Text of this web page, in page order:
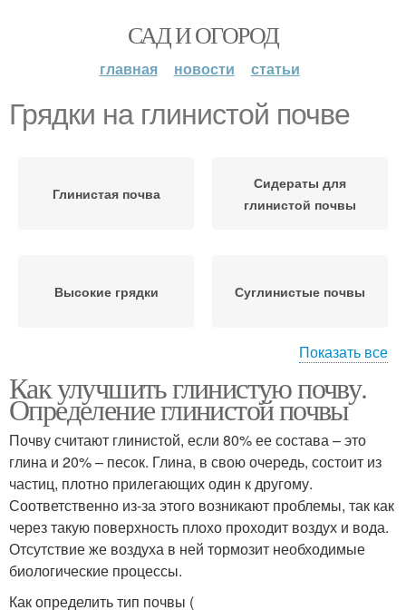
САД И ОГОРОД
главная новости статьи
Грядки на глинистой почве
Глинистая почва
Сидераты для
глинистой почвы
Высокие грядки Суглинистые почвы
Суглинистая почва Глиняная почва
Показать все
Как улучшить глинистую почву.
Определение глинистой почвы
Почву считают глинистой, если 80% ее состава – это
глина и 20% – песок. Глина, в свою очередь, состоит из
частиц, плотно прилегающих один к другому.
Соответственно из-за этого возникают проблемы, так как
через такую поверхность плохо проходит воздух и вода.
Отсутствие же воздуха в ней тормозит необходимые
биологические процессы.
Как определить тип почвы (